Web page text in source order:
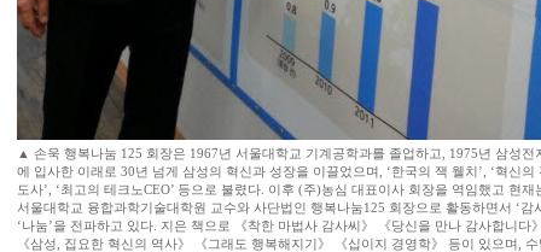
▲ 손욱 행복나눔 125 회장은 1967년 서울대학교 기계공학과를 졸업하고, 1975년 삼성전
에 입사한 이래로 30년 넘게 삼성의 혁신과 성장을 이끌었으며, ‘한국의 잭 웰치’, ‘혁신의
도사’, ‘최고의 테크노CEO’ 등으로 불렸다. 이후 (주)농심 대표이사 회장을 역임했고 현재
서울대학교 융합과학기술대학원 교수와 사단법인 행복나눔125 회장으로 활동하면서 ‘감
‘나눔’을 전파하고 있다. 지은 책으로 《착한 마법사 감사씨》 《당신을 만나 감사합니다
《삼성, 집요한 혁신의 역사》 《그래도 행복해지기》 《십이지 경영학》 등이 있으며, 수